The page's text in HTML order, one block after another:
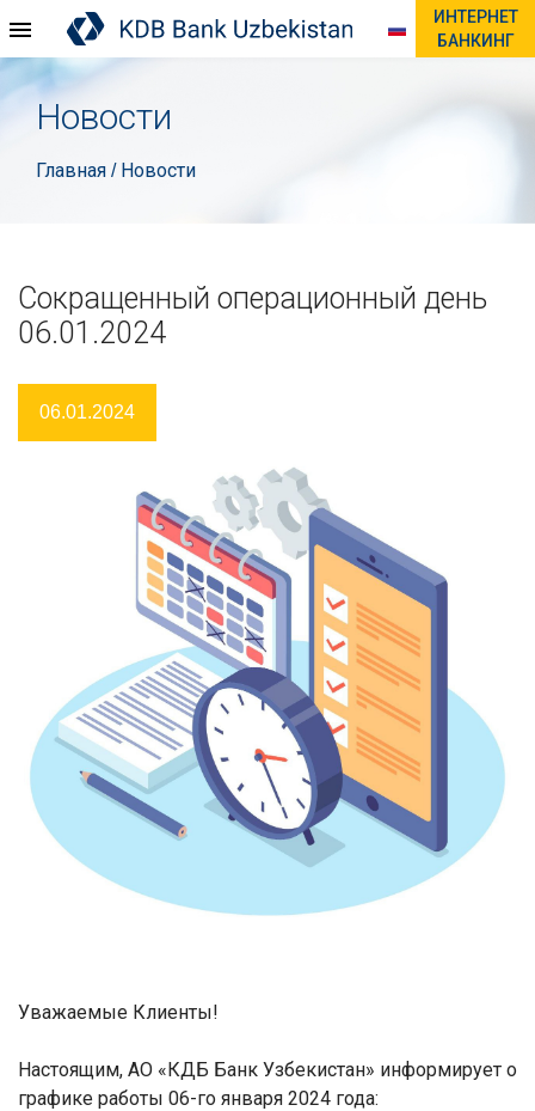
ИНТЕРНЕТ
БАНКИНГ
Новости
Главная / Новости
Сокращенный операционный день
06.01.2024
06.01.2024
Уважаемые Клиенты!
Настоящим, АО «КДБ Банк Узбекистан» информирует о
графике работы 06-го января 2024 года: